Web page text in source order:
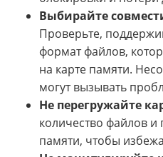
Выбирайте
Проверьте,
формат файлов,
на карте памяти.
могут вызывать
Не перегружайте
количество файлов
памяти, чтобы